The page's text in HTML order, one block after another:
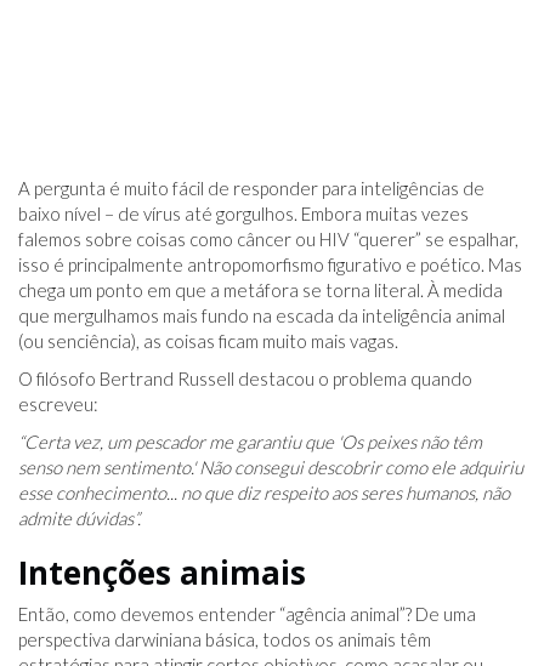
A pergunta é muito fácil de responder para inteligências de
baixo nível – de vírus até gorgulhos. Embora muitas vezes
falemos sobre coisas como câncer ou HIV “querer” se espalhar,
isso é principalmente antropomorfismo figurativo e poético. Mas
chega um ponto em que a metáfora se torna literal. À medida
que mergulhamos mais fundo na escada da inteligência animal
(ou senciência), as coisas ficam muito mais vagas.
O filósofo Bertrand Russell destacou o problema quando
escreveu:
“Certa vez, um pescador me garantiu que 'Os peixes não têm
senso nem sentimento.' Não consegui descobrir como ele adquiriu
esse conhecimento... no que diz respeito aos seres humanos, não
admite dúvidas”.
Intenções animais
Então, como devemos entender “agência animal”? De uma
perspectiva darwiniana básica, todos os animais têm